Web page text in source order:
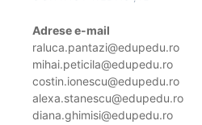
Adrese e-mail
raluca.pantazi@edupedu.ro
mihai.peticila@edupedu.ro
costin.ionescu@edupedu.ro
alexa.stanescu@edupedu.ro
diana.ghimisi@edupedu.ro